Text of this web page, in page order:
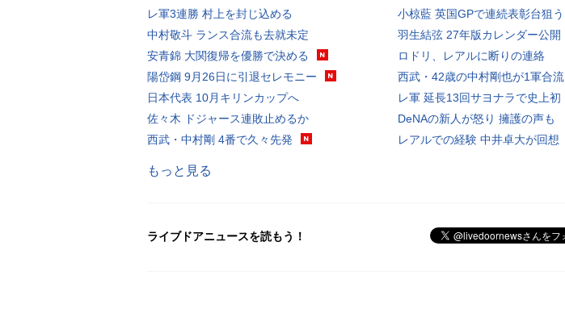
レ軍3連勝 村上を封じ込める
中村敬斗 ランス合流も去就未定
安青錦 大関復帰を優勝で決める
陽岱鋼 9月26日に引退セレモニー
日本代表 10月キリンカップへ
佐々木 ドジャース連敗止めるか
西武・中村剛 4番で久々先発
小椋藍 英国GPで連続表彰台狙う
羽生結弦 27年版カレンダー公開
ロドリ、レアルに断りの連絡
西武・42歳の中村剛也が1軍合流
レ軍 延長13回サヨナラで史上初
DeNAの新人が怒り 擁護の声も
レアルでの経験 中井卓大が回想
もっと見る
ライブドアニュースを読もう！